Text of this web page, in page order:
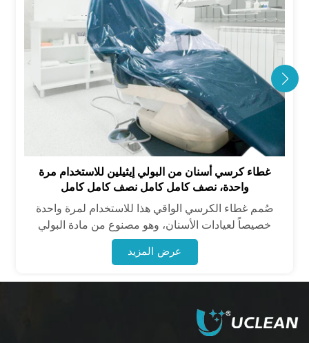
غطاء كرسي أسنان من البولي إيثيلين للاستخدام مرة
واحدة، نصف كامل كامل نصف كامل كامل
صُمم غطاء الكرسي الواقي هذا للاستخدام لمرة واحدة
خصيصاً لعيادات الأسنان، وهو مصنوع من مادة البولي
إيثيلين (PE). يعمل هذا الغطاء على عزل سوائل الجسم
والغبار والملوثات بشكل فعال، مما يحافظ على نظافة
عرض المزيد